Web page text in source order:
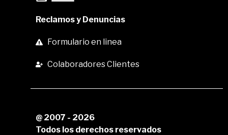
Reclamos y Denuncias
Formulario en linea
Colaboradores Clientes
@ 2007 - 2026
Todos los derechos reservados